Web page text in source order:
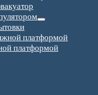
платформой
платформой